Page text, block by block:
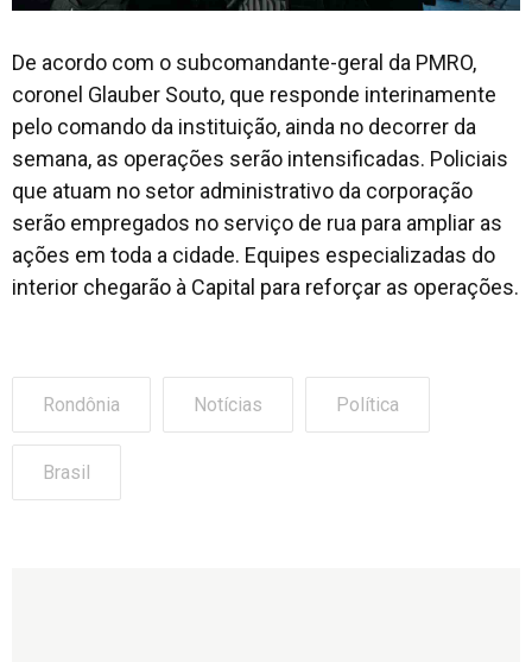
De acordo com o subcomandante-geral da PMRO,
coronel Glauber Souto, que responde interinamente
pelo comando da instituição, ainda no decorrer da
semana, as operações serão intensificadas. Policiais
que atuam no setor administrativo da corporação
serão empregados no serviço de rua para ampliar as
ações em toda a cidade. Equipes especializadas do
interior chegarão à Capital para reforçar as operações.
Rondônia Notícias Política
Brasil